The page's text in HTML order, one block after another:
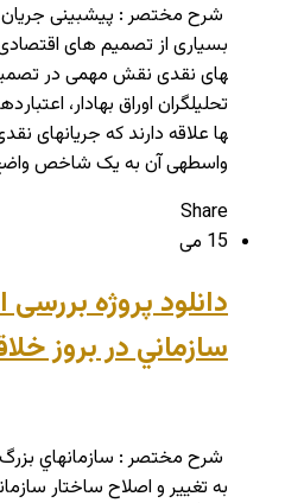
شرح مختصر : پیش­بینی
های نقدی نقش مهمی در
ها علاقه دارند که جریان­های
واسطه­ی آن به یک شاخص
Share
15 می
دانلود پروژه
سازماني در بروز
شرح مختصر : سازمانهاي بزرگ
به تغيير و اصلاح ساختار